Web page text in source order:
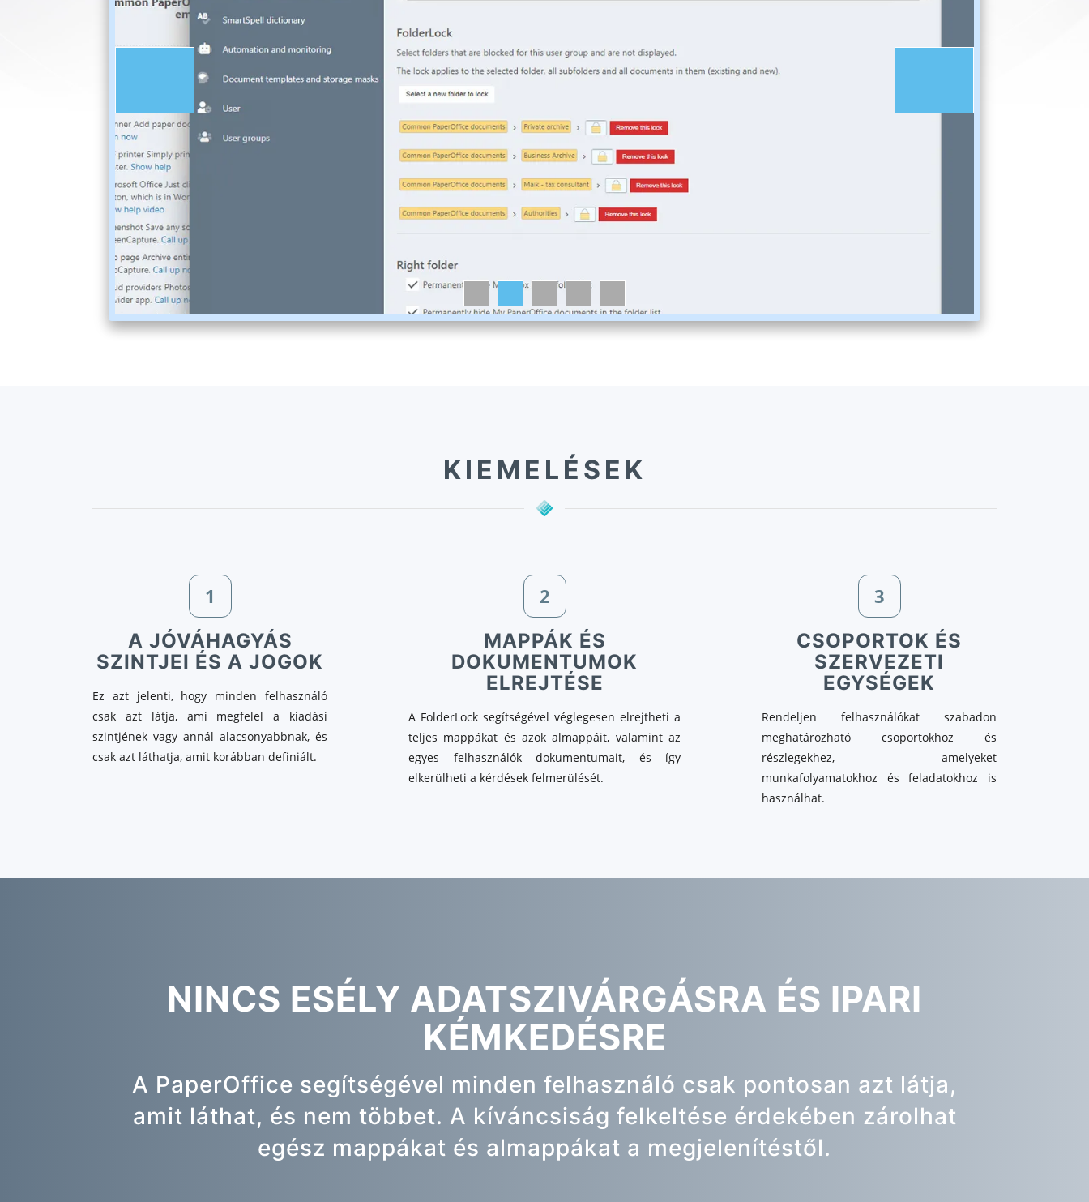
KIEMELÉSEK
1
A JÓVÁHAGYÁS
SZINTJEI ÉS A JOGOK
Ez azt jelenti, hogy minden felhasználó
csak azt látja, ami megfelel a kiadási
szintjének vagy annál alacsonyabbnak, és
csak azt láthatja, amit korábban definiált.
2
MAPPÁK ÉS
DOKUMENTUMOK
ELREJTÉSE
A FolderLock segítségével véglegesen elrejtheti a
teljes mappákat és azok almappáit, valamint az
egyes felhasználók dokumentumait, és így
elkerülheti a kérdések felmerülését.
3
CSOPORTOK ÉS
SZERVEZETI
EGYSÉGEK
Rendeljen felhasználókat szabadon
meghatározható csoportokhoz és
részlegekhez, amelyeket
munkafolyamatokhoz és feladatokhoz is
használhat.
NINCS ESÉLY ADATSZIVÁRGÁSRA ÉS IPARI
KÉMKEDÉSRE
A PaperOffice segítségével minden felhasználó csak pontosan azt látja,
amit láthat, és nem többet. A kíváncsiság felkeltése érdekében zárolhat
egész mappákat és almappákat a megjelenítéstől.